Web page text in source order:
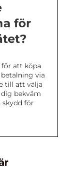
för
att köpa
via
till att välja
bekväm
skydd för